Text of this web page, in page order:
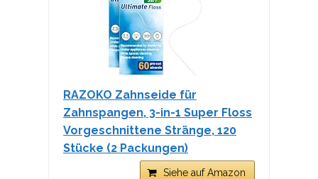
RAZOKO Zahnseide für
Zahnspangen, 3-in-1 Super Floss
Vorgeschnittene Stränge, 120
Stücke (2 Packungen)
Siehe auf Amazon